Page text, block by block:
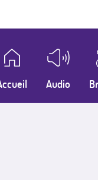
Audio